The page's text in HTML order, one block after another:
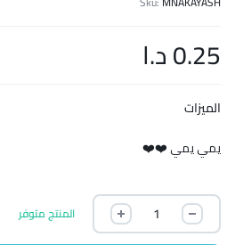
0.25د.ا
الميزات
يمي يمي ❤️❤️
المنتج متوفر